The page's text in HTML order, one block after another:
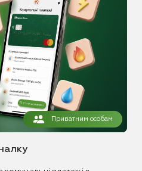
Приватним особам